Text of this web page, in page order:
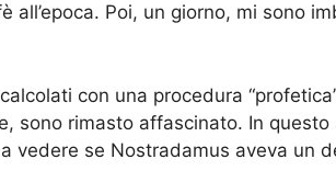
all’epoca. Poi, un giorno, mi sono
con una procedura
sono rimasto affascinato. In
se Nostradamus aveva un